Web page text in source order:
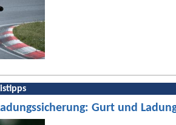
Gurt und